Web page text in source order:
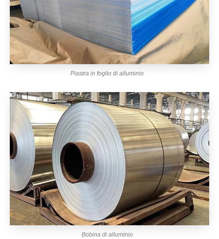
Piastra in foglio di alluminio
Bobina di alluminio